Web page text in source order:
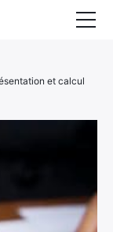
et calcul